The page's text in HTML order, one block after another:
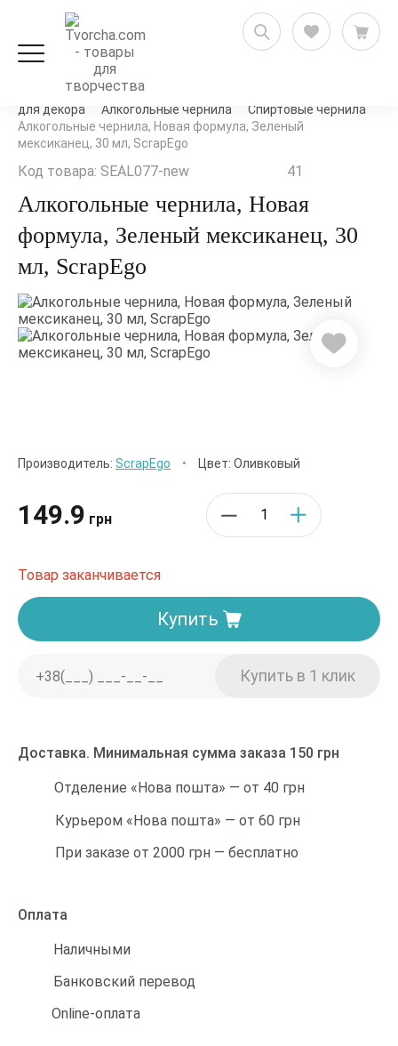
Декорирование и декупаж
для декора
Алкогольные чернила
Спиртовые чернила
Алкогольные чернила, Новая формула, Зеленый
мексиканец, 30 мл, ScrapEgo
Код товара: SEAL077-new 41
Алкогольные чернила, Новая
формула, Зеленый мексиканец, 30
мл, ScrapEgo
Производитель: ScrapEgo • Цвет: Оливковый
149.9 грн
Товар заканчивается
Купить
Доставка. Минимальная сумма заказа 150 грн
Отделение «Нова пошта» — от 40 грн
Курьером «Нова пошта» — от 60 грн
При заказе от 2000 грн — бесплатно
Оплата
Наличными
Банковский перевод
Online-оплата